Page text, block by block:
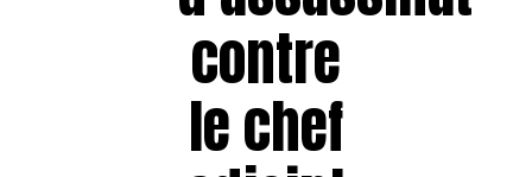
contre
le chef